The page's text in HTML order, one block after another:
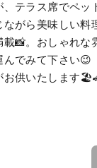
テラス席でペッ
ながら美味しい
📸。おしゃれ
でみて下さい😉
お供いたします